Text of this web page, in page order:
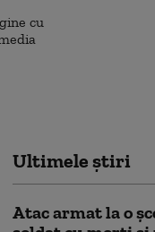
Ultimele știri
Atac armat la o